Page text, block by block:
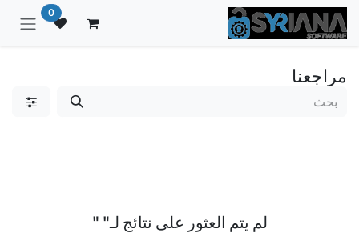
تخطي للذهاب إلى المحتوى 0
مراجعنا
لم يتم العثور على نتائج لـ" "